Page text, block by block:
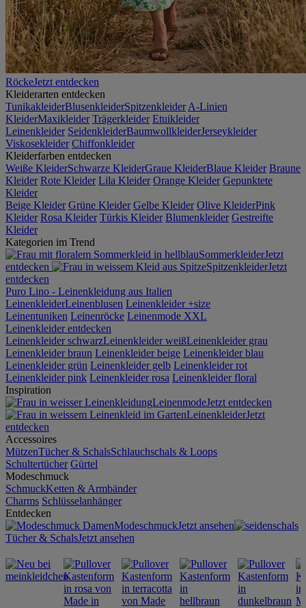
RöckeJetzt entdecken
Kleiderarten entdecken
TunikakleiderBlusenkleiderSpitzenkleider A-Linien
KleiderMaxikleider Trägerkleider Etuikleider
Leinenkleider SeidenkleiderBaumwollkleiderJerseykleider
Viskosekleider Chiffonkleider
Kleiderfarben entdecken
Weiße KleiderSchwarze KleiderGraue KleiderBlaue Kleider Braune
Kleider Rote Kleider Lila Kleider Orange Kleider Gepunktete
Kleider
Beige Kleider Grüne Kleider Gelbe Kleider Olive KleiderPink
Kleider Rosa Kleider Türkis Kleider Blumenkleider Gestreifte
Kleider
Kategorien im Trend
SommerkleiderJetzt
entdecken
SpitzenkleiderJetzt
entdecken
Puro Lino - Leinenkleidung aus Italien
LeinenkleiderLeinenblusen Leinenkleider +size
Leinentuniken Leinenröcke Leinenmode XXL
Leinenkleider entdecken
Leinenkleider schwarzLeinenkleider weißLeinenkleider grau
Leinenkleider braun Leinenkleider beige Leinenkleider blau
Leinenkleider grün Leinenkleider gelb Leinenkleider rot
Leinenkleider pink Leinenkleider rosa Leinenkleider floral
Inspiration
LeinenmodeJetzt entdecken
LeinenkleiderJetzt
entdecken
Accessoires
MützenTücher & SchalsSchlauchschals & Loops
Schultertücher Gürtel
Modeschmuck
SchmuckKetten & Armbänder
Charms Schlüsselanhänger
Entdecken
ModeschmuckJetzt ansehen
Tücher & SchalsJetzt ansehen